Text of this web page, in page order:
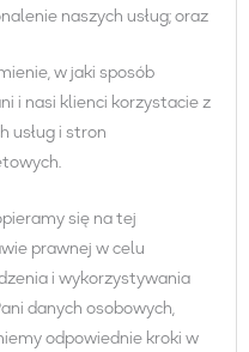
naszych usług; oraz
w jaki sposób
i nasi klienci korzystacie z
usług i stron
się na tej
prawnej w celu
i wykorzystywania
danych osobowych,
odpowiednie kroki w